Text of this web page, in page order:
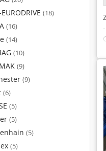
(18)
(16)
(14)
(10)
(9)
(9)
(6)
(5)
(5)
(5)
(5)